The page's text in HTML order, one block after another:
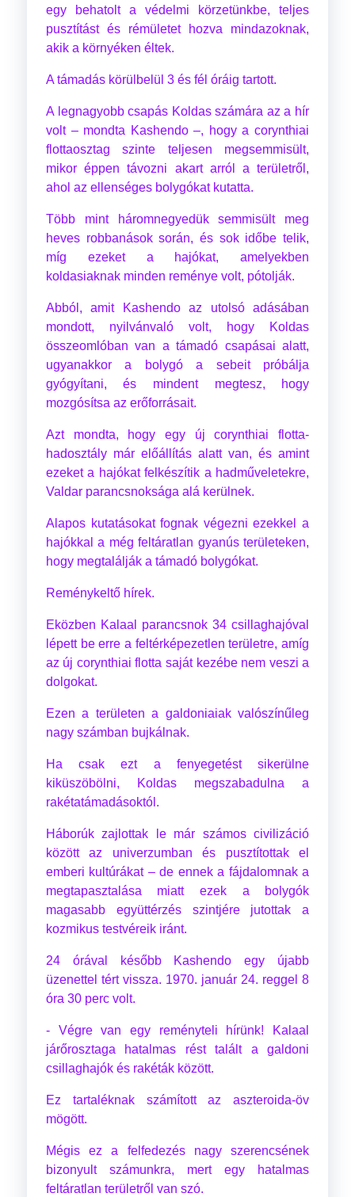
egy behatolt a védelmi körzetünkbe, teljes
pusztítást és rémületet hozva mindazoknak,
akik a környéken éltek.
A támadás körülbelül 3 és fél óráig tartott.
A legnagyobb csapás Koldas számára az a hír
volt – mondta Kashendo –, hogy a corynthiai
flottaosztag szinte teljesen megsemmisült,
mikor éppen távozni akart arról a területről,
ahol az ellenséges bolygókat kutatta.
Több mint háromnegyedük semmisült meg
heves robbanások során, és sok időbe telik,
míg ezeket a hajókat, amelyekben
koldasiaknak minden reménye volt, pótolják.
Abból, amit Kashendo az utolsó adásában
mondott, nyilvánvaló volt, hogy Koldas
összeomlóban van a támadó csapásai alatt,
ugyanakkor a bolygó a sebeit próbálja
gyógyítani, és mindent megtesz, hogy
mozgósítsa az erőforrásait.
Azt mondta, hogy egy új corynthiai flotta-
hadosztály már előállítás alatt van, és amint
ezeket a hajókat felkészítik a hadműveletekre,
Valdar parancsnoksága alá kerülnek.
Alapos kutatásokat fognak végezni ezekkel a
hajókkal a még feltáratlan gyanús területeken,
hogy megtalálják a támadó bolygókat.
Reménykeltő hírek.
Eközben Kalaal parancsnok 34 csillaghajóval
lépett be erre a feltérképezetlen területre, amíg
az új corynthiai flotta saját kezébe nem veszi a
dolgokat.
Ezen a területen a galdoniaiak valószínűleg
nagy számban bujkálnak.
Ha csak ezt a fenyegetést sikerülne
kiküszöbölni, Koldas megszabadulna a
rakétatámadásoktól.
Háborúk zajlottak le már számos civilizáció
között az univerzumban és pusztítottak el
emberi kultúrákat – de ennek a fájdalomnak a
megtapasztalása miatt ezek a bolygók
magasabb együttérzés szintjére jutottak a
kozmikus testvéreik iránt.
24 órával később Kashendo egy újabb
üzenettel tért vissza. 1970. január 24. reggel 8
óra 30 perc volt.
- Végre van egy reményteli hírünk! Kalaal
járőrosztaga hatalmas rést talált a galdoni
csillaghajók és rakéták között.
Ez tartaléknak számított az aszteroida-öv
mögött.
Mégis ez a felfedezés nagy szerencsének
bizonyult számunkra, mert egy hatalmas
feltáratlan területről van szó.